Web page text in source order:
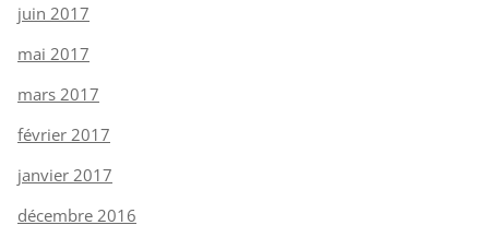
juin 2017
mai 2017
mars 2017
février 2017
janvier 2017
décembre 2016